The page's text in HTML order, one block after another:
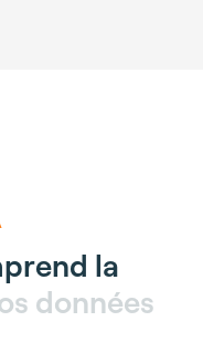
prend la
s données